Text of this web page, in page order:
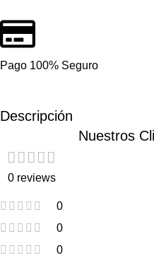
Pago 100% Seguro
Descripción
Nuestros
0 reviews
0
0
0